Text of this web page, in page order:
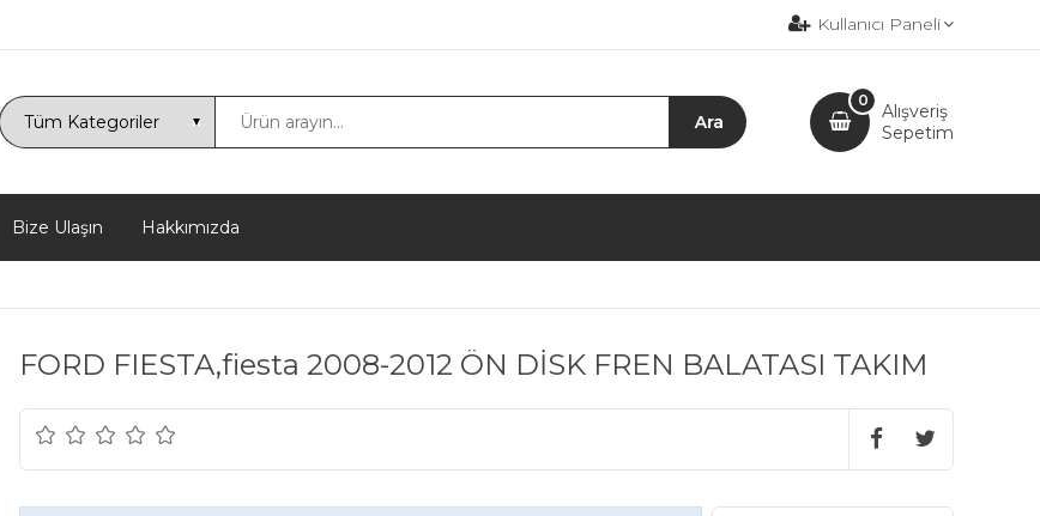
Kullanıcı Paneli
Alışveriş
Sepetim
0
Bize Ulaşın Hakkımızda
FORD FIESTA,fiesta 2008-2012 ÖN DİSK FREN BALATASI TAKIM